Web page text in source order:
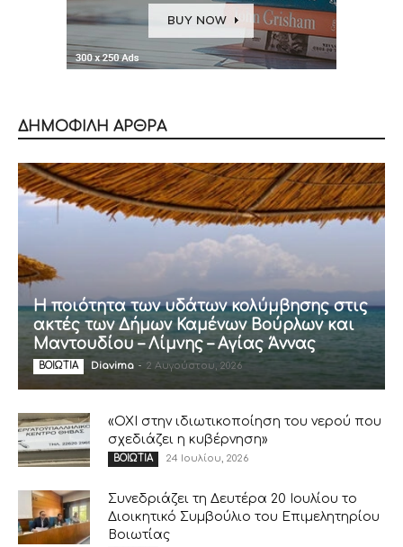
ΔΗΜΟΦΙΛΗ ΑΡΘΡΑ
Η ποιότητα των υδάτων κολύμβησης στις
ακτές των Δήμων Καμένων Βούρλων και
Μαντουδίου – Λίμνης – Αγίας Άννας
ΒΟΙΩΤΙΑ Diavima - 2 Αυγούστου, 2026
«ΟΧΙ στην ιδιωτικοποίηση του νερού που
σχεδιάζει η κυβέρνηση»
ΒΟΙΩΤΙΑ 24 Ιουλίου, 2026
Συνεδριάζει τη Δευτέρα 20 Ιουλίου το
Διοικητικό Συμβούλιο του Επιμελητηρίου
Βοιωτίας